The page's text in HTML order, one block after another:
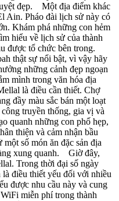
đẹp. Một địa điểm khác
Ain. Pháo đài lịch sử này có
Khám phá những con hẻm
hiểu về lịch sử của thành
được tổ chức bên trong.
thật sự nổi bật, vì vậy hãy
những cảnh đẹp ngoạn
mình trong văn hóa địa
là điều cần thiết. Chợ
đầy màu sắc bán một loạt
truyền thống, gia vị và
quanh những con phố hẹp,
thiện và cảm nhận bầu
số món ăn đặc sản địa
xung quanh. Giờ đây,
Trong thời đại số ngày
điều thiết yếu đối với nhiều
được nhu cầu này và cung
miễn phí trong thành